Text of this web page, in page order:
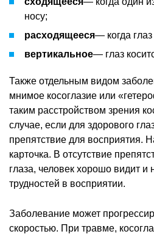
носу;
расходящееся— когда
вертикальное— глаз
Также отдельным видом
мнимое косоглазие или
таким расстройством зрения
случае, если для здорового
препятствие для восприятия.
карточка. В отсутствие
глаза, человек хорошо видит и
трудностей в восприятии.
Заболевание может
скоростью. При травме,